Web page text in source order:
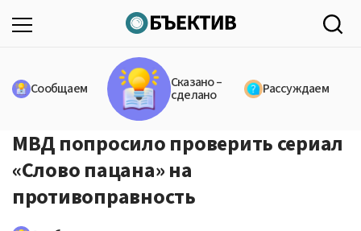
Сообщаем Сказано –
сделано Рассуждаем
МВД попросило проверить сериал
«Слово пацана» на
противоправность